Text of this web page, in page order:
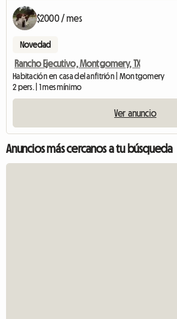
$2000 / mes
Novedad
Rancho Ejecutivo, Montgomery, TX
Habitación en casa del anfitrión | Montgomery
2 pers. | 1 mes mínimo
Ver anuncio
Anuncios más cercanos a tu búsqueda